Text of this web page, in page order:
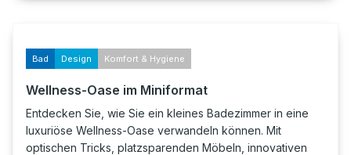
Bad Design Komfort & Hygiene
Wellness-Oase im Miniformat
Entdecken Sie, wie Sie ein kleines Badezimmer in eine
luxuriöse Wellness-Oase verwandeln können. Mit
optischen Tricks, platzsparenden Möbeln, innovativen